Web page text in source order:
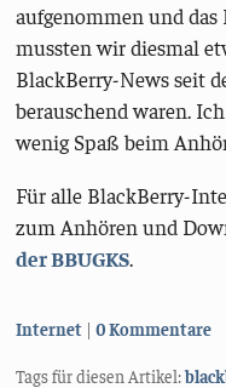
aufgenommen und das
mussten wir diesmal
BlackBerry-News seit
berauschend waren.
wenig Spaß beim
Für alle BlackBerry-
zum Anhören und
der BBUGKS.
Kategorien:
Internet 0 Kommentare
Tags für diesen Artikel: